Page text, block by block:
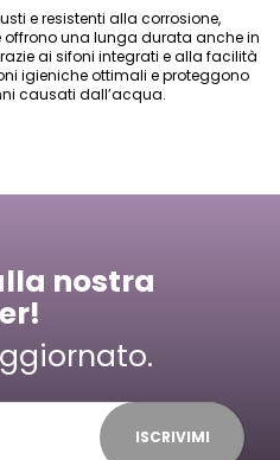
e resistenti alla corrosione,
offrono una lunga durata anche in
ai sifoni integrati e alla facilità
igieniche ottimali e proteggono
causati dall’acqua.
nostra
ISCRIVIMI